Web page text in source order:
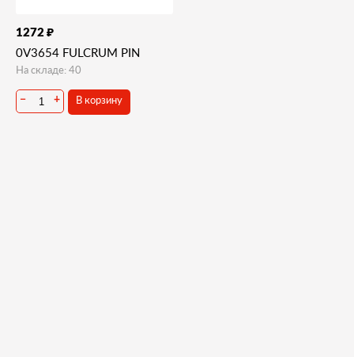
1272 ₽
0V3654 FULCRUM PIN
На складе: 40
− + В корзину